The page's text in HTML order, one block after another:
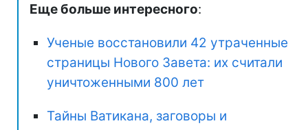
Еще больше интересного:
Ученые восстановили 42 утраченные
страницы Нового Завета: их считали
уничтоженными 800 лет
Тайны Ватикана, заговоры и